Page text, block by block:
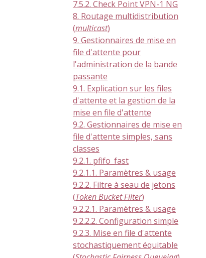
7.5.2. Check Point VPN-1 NG
8. Routage multidistribution
(multicast)
9. Gestionnaires de mise en
file d'attente pour
l'administration de la bande
passante
9.1. Explication sur les files
d'attente et la gestion de la
mise en file d'attente
9.2. Gestionnaires de mise en
file d'attente simples, sans
classes
9.2.1. pfifo_fast
9.2.1.1. Paramètres & usage
9.2.2. Filtre à seau de jetons
(Token Bucket Filter)
9.2.2.1. Paramètres & usage
9.2.2.2. Configuration simple
9.2.3. Mise en file d'attente
stochastiquement équitable